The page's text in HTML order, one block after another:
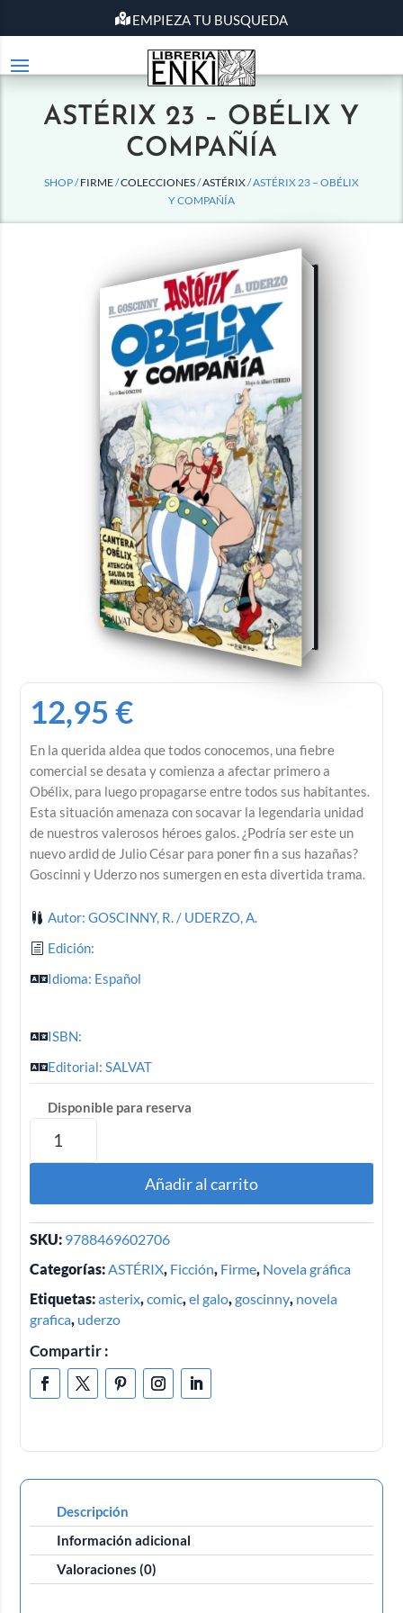
EMPIEZA TU BUSQUEDA
ASTÉRIX 23 – OBÉLIX Y
COMPAÑÍA
SHOP /FIRME/COLECCIONES/ASTÉRIX/ ASTÉRIX 23 – OBÉLIX
Y COMPAÑÍA
12,95€
En la querida aldea que todos conocemos, una fiebre
comercial se desata y comienza a afectar primero a
Obélix, para luego propagarse entre todos sus habitantes.
Esta situación amenaza con socavar la legendaria unidad
de nuestros valerosos héroes galos. ¿Podría ser este un
nuevo ardid de Julio César para poner fin a sus hazañas?
Goscinni y Uderzo nos sumergen en esta divertida trama.
Autor: GOSCINNY, R. / UDERZO, A.
Edición:
Idioma: Español
ISBN:
Editorial: SALVAT
Disponible para reserva
Añadir al carrito
SKU: 9788469602706
Categorías: ASTÉRIX, Ficción, Firme, Novela gráfica
Etiquetas:asterix,comic,el galo,goscinny, novela
grafica, uderzo
Compartir :
Descripción
Información adicional
Valoraciones (0)